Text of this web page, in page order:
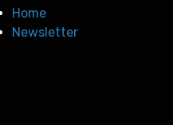
Home
Newsletter